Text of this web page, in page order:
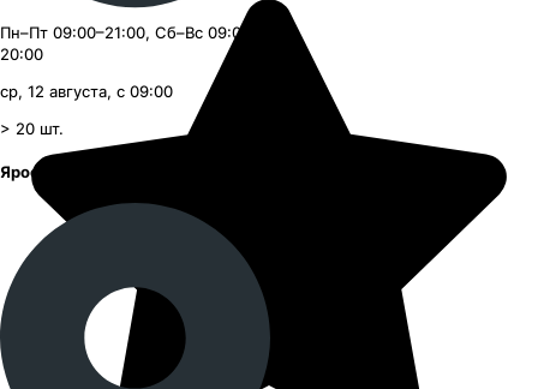
Пн–Пт 09:00–21:00, Сб–Вс 09:00–
20:00
ср, 12 августа, с 09:00
> 20 шт.
Ярославское шоссе